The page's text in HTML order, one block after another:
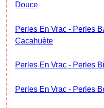
Douce
Perles En Vrac - Perles Baroques, Perle En Forme De
Cacahuète
Perles En Vrac - Perles
Perles En Vrac - Perles